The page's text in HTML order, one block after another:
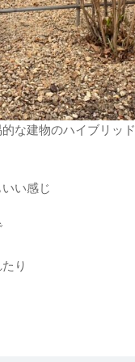
な建物のハイブリッド
い感じ
り